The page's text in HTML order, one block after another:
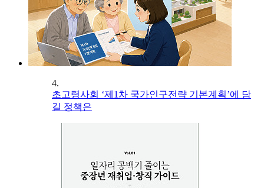
4.
초고령사회 ‘제1차 국가인구전략 기본계획’에 담
길 정책은